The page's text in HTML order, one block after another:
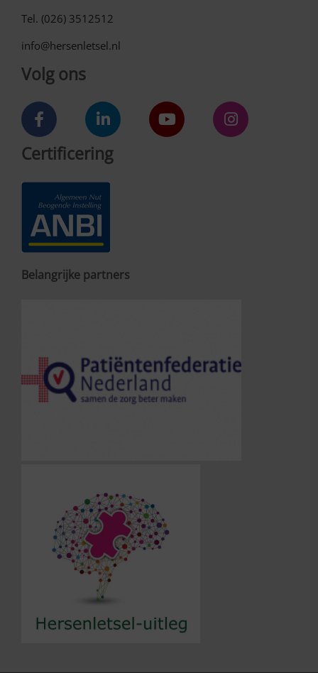
Tel. (026) 3512512
info@hersenletsel.nl
Volg ons
Certificering
Belangrijke partners